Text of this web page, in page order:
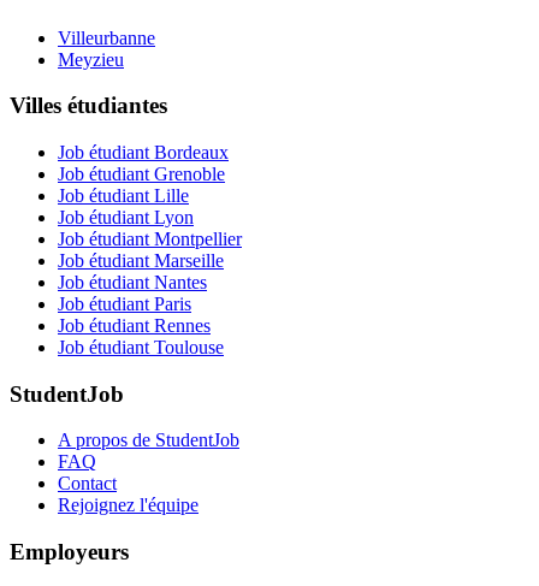
Villeurbanne
Meyzieu
Villes étudiantes
Job étudiant Bordeaux
Job étudiant Grenoble
Job étudiant Lille
Job étudiant Lyon
Job étudiant Montpellier
Job étudiant Marseille
Job étudiant Nantes
Job étudiant Paris
Job étudiant Rennes
Job étudiant Toulouse
StudentJob
A propos de StudentJob
FAQ
Contact
Rejoignez l'équipe
Employeurs